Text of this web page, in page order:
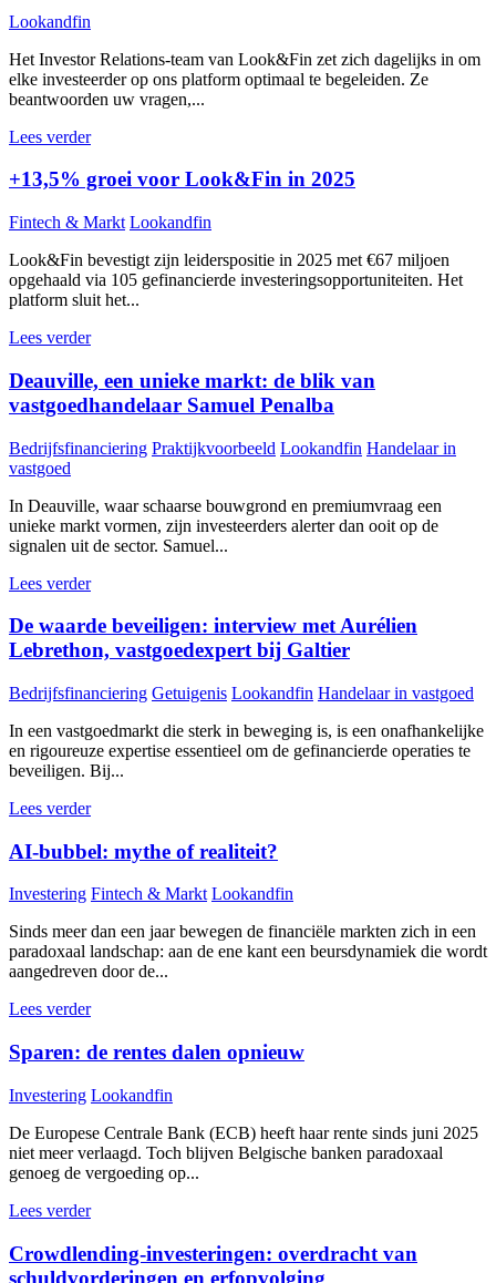
Lookandfin
Het Investor Relations-team van Look&Fin zet zich dagelijks in om
elke investeerder op ons platform optimaal te begeleiden. Ze
beantwoorden uw vragen,...
Lees verder
+13,5% groei voor Look&Fin in 2025
Fintech & Markt Lookandfin
Look&Fin bevestigt zijn leiderspositie in 2025 met €67 miljoen
opgehaald via 105 gefinancierde investeringsopportuniteiten. Het
platform sluit het...
Lees verder
Deauville, een unieke markt: de blik van
vastgoedhandelaar Samuel Penalba
Bedrijfsfinanciering Praktijkvoorbeeld Lookandfin Handelaar in
vastgoed
In Deauville, waar schaarse bouwgrond en premiumvraag een
unieke markt vormen, zijn investeerders alerter dan ooit op de
signalen uit de sector. Samuel...
Lees verder
De waarde beveiligen: interview met Aurélien
Lebrethon, vastgoedexpert bij Galtier
Bedrijfsfinanciering Getuigenis Lookandfin Handelaar in vastgoed
In een vastgoedmarkt die sterk in beweging is, is een onafhankelijke
en rigoureuze expertise essentieel om de gefinancierde operaties te
beveiligen. Bij...
Lees verder
AI-bubbel: mythe of realiteit?
Investering Fintech & Markt Lookandfin
Sinds meer dan een jaar bewegen de financiële markten zich in een
paradoxaal landschap: aan de ene kant een beursdynamiek die wordt
aangedreven door de...
Lees verder
Sparen: de rentes dalen opnieuw
Investering Lookandfin
De Europese Centrale Bank (ECB) heeft haar rente sinds juni 2025
niet meer verlaagd. Toch blijven Belgische banken paradoxaal
genoeg de vergoeding op...
Lees verder
Crowdlending-investeringen: overdracht van
schuldvorderingen en erfopvolging